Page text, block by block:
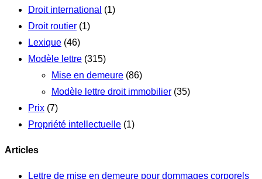
Droit international (1)
Droit routier (1)
Lexique (46)
Modèle lettre (315)
Mise en demeure (86)
Modèle lettre droit immobilier (35)
Prix (7)
Propriété intellectuelle (1)
Articles
Lettre de mise en demeure pour dommages corporels